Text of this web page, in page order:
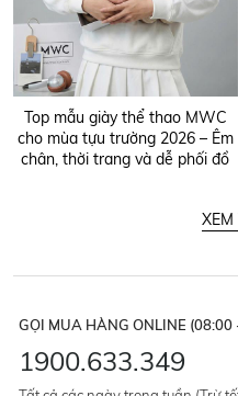
Top mẫu giày thể thao MWC
cho mùa tựu trường 2026 – Êm
chân, thời trang và dễ phối đồ
XEM
GỌI MUA HÀNG ONLINE
1900.633.349